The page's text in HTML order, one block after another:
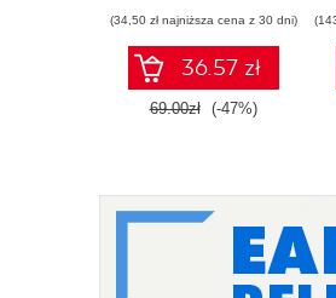
wykorzystaniem
Pythona i systemu
Spark
(34,50 zł najniższa cena z 30 dni)
36.57 zł
69.00zł (-47%)